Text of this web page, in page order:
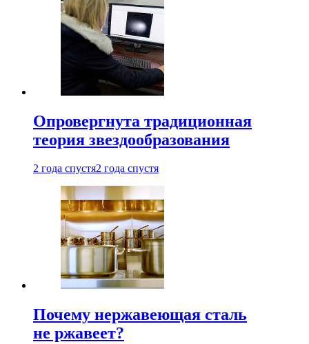
Опровергнута традиционная
теория звездообразования
2 года спустя2 года спустя
Почему нержавеющая сталь
не ржавеет?